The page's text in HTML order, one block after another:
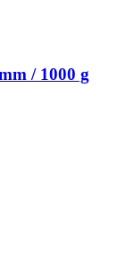
/ 1000 g